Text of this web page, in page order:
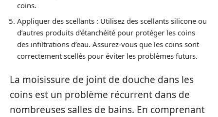
coins.
Appliquer des scellants : Utilisez des scellants silicone ou
d’autres produits d’étanchéité pour protéger les coins
des infiltrations d’eau. Assurez-vous que les coins sont
correctement scellés pour éviter les problèmes futurs.
La moisissure de joint de douche dans les
coins est un problème récurrent dans de
nombreuses salles de bains. En comprenant